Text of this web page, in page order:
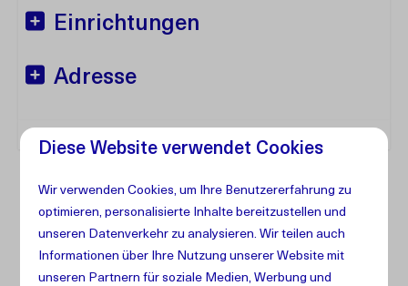
Einrichtungen
Adresse
Diese Website verwendet Cookies
Wir verwenden Cookies, um Ihre Benutzererfahrung zu
optimieren, personalisierte Inhalte bereitzustellen und
unseren Datenverkehr zu analysieren. Wir teilen auch
Informationen über Ihre Nutzung unserer Website mit
unseren Partnern für soziale Medien, Werbung und